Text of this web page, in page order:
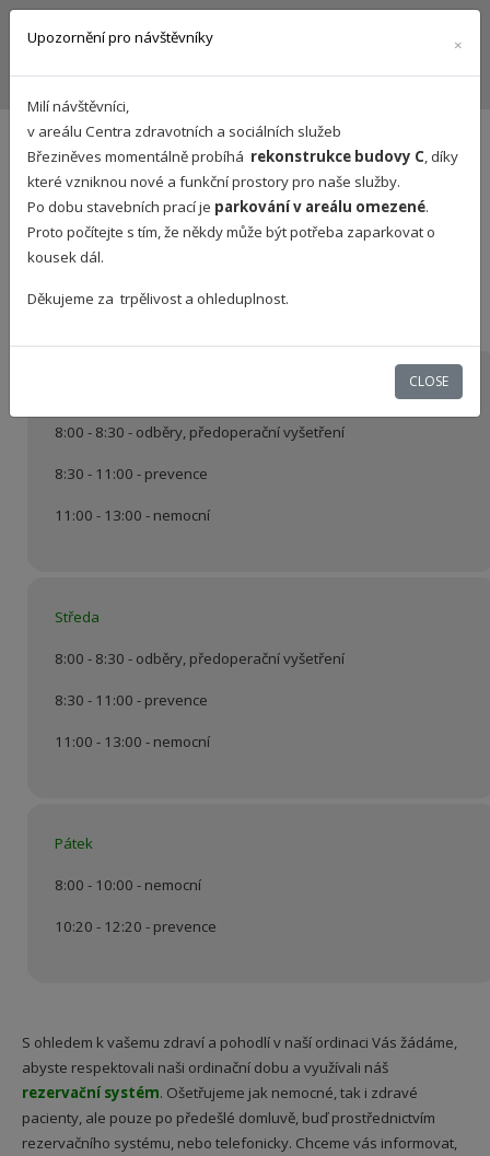
Ordinační hodiny
Všechny návštěvy ordinace je předem nutno domluvit -
8:00 - 8:30 - odběry, předoperační vyšetření
8:30 - 11:00 - prevence
11:00 - 13:00 - nemocní
Středa
8:00 - 8:30 - odběry, předoperační vyšetření
8:30 - 11:00 - prevence
11:00 - 13:00 - nemocní
Pátek
8:00 - 10:00 - nemocní
10:20 - 12:20 - prevence
S ohledem k vašemu zdraví a pohodlí v naší ordinaci Vás žádáme,
abyste respektovali naši ordinační dobu a využívali náš
rezervační systém. Ošetřujeme jak nemocné, tak i zdravé
pacienty, ale pouze po předešlé domluvě, buď prostřednictvím
rezervačního systému, nebo telefonicky. Chceme vás informovat,
Upozornění pro návštěvníky ×
Milí návštěvníci,
v areálu Centra zdravotních a sociálních služeb
Březiněves momentálně probíhá rekonstrukce budovy C, díky
které vzniknou nové a funkčníprostory pro naše služby.
Po dobu stavebních prací je parkování v areálu omezené.
Proto počítejte s tím, že někdy může být potřeba zaparkovat o
kousek dál.
Děkujeme za trpělivost a ohleduplnost.
CLOSE